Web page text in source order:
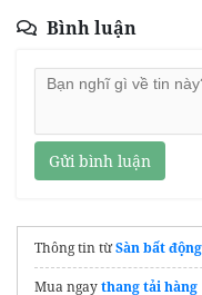
Bình luận
Gửi bình luận
Thông tin từSàn bất
Mua ngaythang tải hàng